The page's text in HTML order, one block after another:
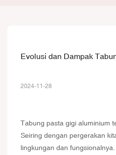
Evolusi dan Dampak
2024-11-28
Tabung pasta gigi aluminium
Seiring dengan pergerakan
lingkungan dan